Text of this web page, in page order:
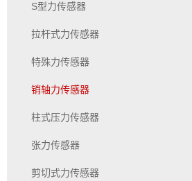
S型力传感器
拉杆式力传感器
特殊力传感器
销轴力传感器
柱式压力传感器
张力传感器
剪切式力传感器